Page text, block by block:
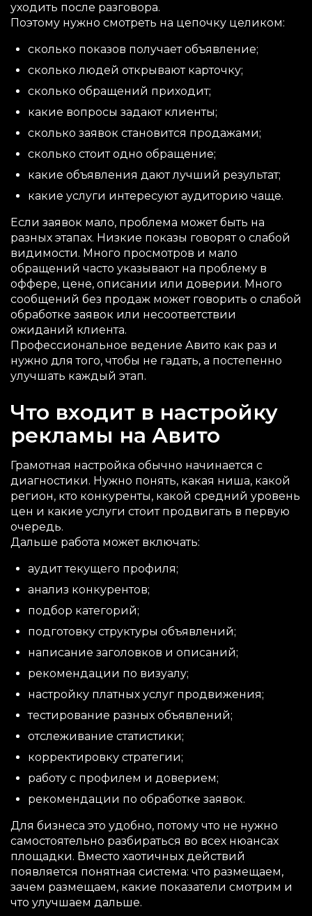
уходить после разговора.
Поэтому нужно смотреть на цепочку целиком:
сколько показов получает объявление;
сколько людей открывают карточку;
сколько обращений приходит;
какие вопросы задают клиенты;
сколько заявок становится продажами;
сколько стоит одно обращение;
какие объявления дают лучший результат;
какие услуги интересуют аудиторию чаще.
Если заявок мало, проблема может быть на
разных этапах. Низкие показы говорят о слабой
видимости. Много просмотров и мало
обращений часто указывают на проблему в
оффере, цене, описании или доверии. Много
сообщений без продаж может говорить о слабой
обработке заявок или несоответствии
ожиданий клиента.
Профессиональное ведение Авито как раз и
нужно для того, чтобы не гадать, а постепенно
улучшать каждый этап.
Что входит в настройку
рекламы на Авито
Грамотная настройка обычно начинается с
диагностики. Нужно понять, какая ниша, какой
регион, кто конкуренты, какой средний уровень
цен и какие услуги стоит продвигать в первую
очередь.
Дальше работа может включать:
аудит текущего профиля;
анализ конкурентов;
подбор категорий;
подготовку структуры объявлений;
написание заголовков и описаний;
рекомендации по визуалу;
настройку платных услуг продвижения;
тестирование разных объявлений;
отслеживание статистики;
корректировку стратегии;
работу с профилем и доверием;
рекомендации по обработке заявок.
Для бизнеса это удобно, потому что не нужно
самостоятельно разбираться во всех нюансах
площадки. Вместо хаотичных действий
появляется понятная система: что размещаем,
зачем размещаем, какие показатели смотрим и
что улучшаем дальше.